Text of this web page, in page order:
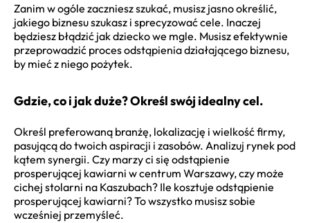
Zanim w ogóle zaczniesz szukać, musisz jasno określić,
jakiego biznesu szukasz i sprecyzować cele. Inaczej
będziesz błądzić jak dziecko we mgle. Musisz efektywnie
przeprowadzić proces odstąpienia działającego biznesu,
by mieć z niego pożytek.
Gdzie, co i jak duże? Określ swój idealny cel.
Określ preferowaną branżę, lokalizację i wielkość firmy,
pasującą do twoich aspiracji i zasobów. Analizuj rynek pod
kątem synergii. Czy marzy ci się odstąpienie
prosperującej kawiarni w centrum Warszawy, czy może
cichej stolarni na Kaszubach? Ile kosztuje odstąpienie
prosperującej kawiarni? To wszystko musisz sobie
wcześniej przemyśleć.